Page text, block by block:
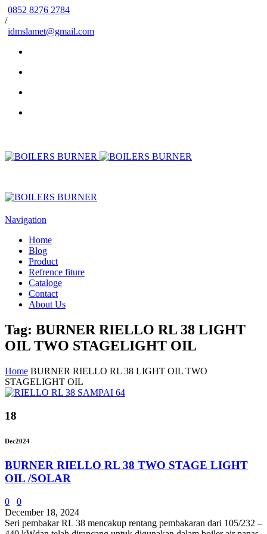
0852 8276 2784
/
idmslamet@gmail.com
Navigation
Home
Blog
Product
Refrence fiture
Cataloge
Contact
About Us
Tag: BURNER RIELLO RL 38 LIGHT
OIL TWO STAGELIGHT OIL
Home BURNER RIELLO RL 38 LIGHT OIL TWO
STAGELIGHT OIL
18
Dec2024
BURNER RIELLO RL 38 TWO STAGE LIGHT
OIL /SOLAR
0
0
December 18, 2024
Seri pembakar RL 38 mencakup rentang pembakaran dari 105/232 –